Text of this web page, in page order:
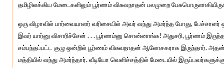
தமிழிலக்கிய மேடைகளிலும் பூர்ணம் விசுவநாதன் பலமுறை
ஒரு விழாவில் பார்வையாளர் வரிசையில் அவர் வந்து அமர்ந்த போது,
இவர் யார்னு விசாரிச்சேன் . . . பூர்ணம்னு சொன்னாங்க! அதுசரி, பூர்ணம்
சம்பந்தப்பட்ட குழு ஒன்றில் பூர்ணம் விசுவநாதன் ஆலோசகராக இருந்தார்.
மத்தியில் வந்து அமர்ந்தார். வீடியோ வெளிச்சத்தில் மேடையில்